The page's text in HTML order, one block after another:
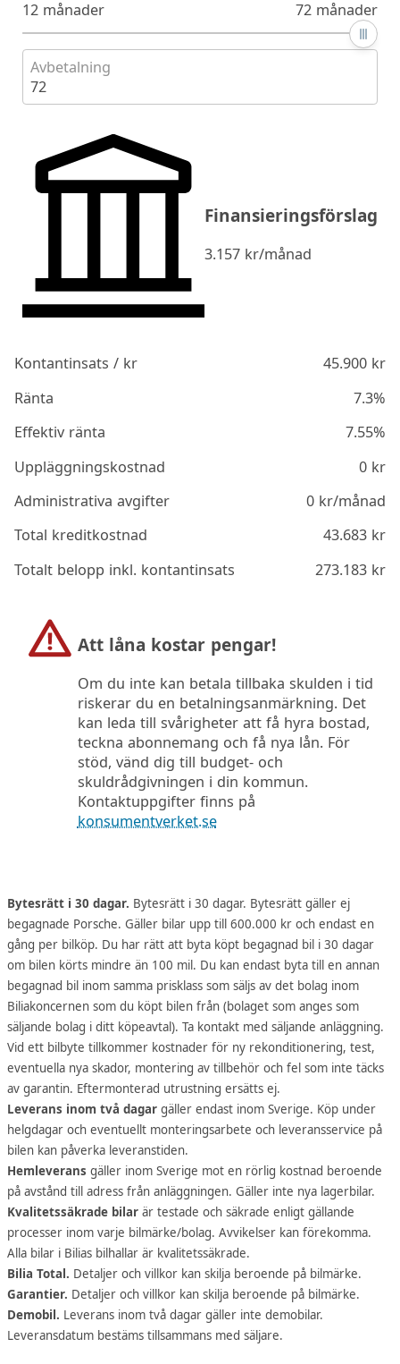
12 månader 72 månader
Avbetalning
72
Finansieringsförslag
3.157 kr/månad
Kontantinsats / kr 45.900kr
Ränta
7.3%
Effektiv ränta
7.55%
Uppläggningskostnad
0kr
Administrativa avgifter
0kr/månad
Total kreditkostnad
43.683kr
Totalt belopp inkl. kontantinsats
273.183kr
Att låna kostar pengar!
Om du inte kan betala tillbaka skulden i tid
riskerar du en betalningsanmärkning. Det
kan leda till svårigheter att få hyra bostad,
teckna abonnemang och få nya lån. För
stöd, vänd dig till budget- och
skuldrådgivningen i din kommun.
Kontaktuppgifter finns på
konsumentverket.se
Bytesrätt i 30 dagar. Bytesrätt i 30 dagar. Bytesrätt gäller ej
begagnade Porsche. Gäller bilar upp till 600.000 kr och endast en
gång per bilköp. Du har rätt att byta köpt begagnad bil i 30 dagar
om bilen körts mindre än 100 mil. Du kan endast byta till en annan
begagnad bil inom samma prisklass som säljs av det bolag inom
Biliakoncernen som du köpt bilen från (bolaget som anges som
säljande bolag i ditt köpeavtal). Ta kontakt med säljande anläggning.
Vid ett bilbyte tillkommer kostnader för ny rekonditionering, test,
eventuella nya skador, montering av tillbehör och fel som inte täcks
av garantin. Eftermonterad utrustning ersätts ej.
Leverans inom två dagar gäller endast inom Sverige. Köp under
helgdagar och eventuellt monteringsarbete och leveransservice på
bilen kan påverka leveranstiden.
Hemleverans gäller inom Sverige mot en rörlig kostnad beroende
på avstånd till adress från anläggningen. Gäller inte nya lagerbilar.
Kvalitetssäkrade bilar är testade och säkrade enligt gällande
processer inom varje bilmärke/bolag. Avvikelser kan förekomma.
Alla bilar i Bilias bilhallar är kvalitetssäkrade.
Bilia Total. Detaljer och villkor kan skilja beroende på bilmärke.
Garantier. Detaljer och villkor kan skilja beroende på bilmärke.
Demobil. Leverans inom två dagar gäller inte demobilar.
Leveransdatum bestäms tillsammans med säljare.